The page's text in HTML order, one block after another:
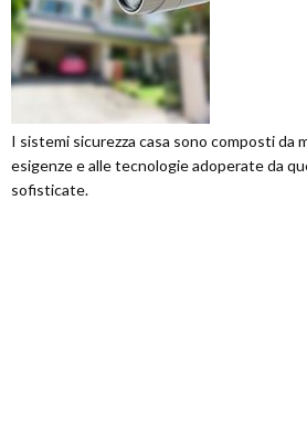
I sistemi sicurezza casa sono composti da
esigenze e alle tecnologie adoperate da
sofisticate.